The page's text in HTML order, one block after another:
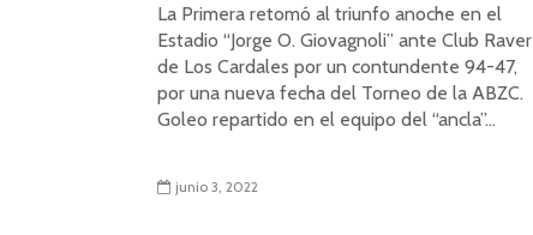
La Primera retomó al triunfo anoche en el
Estadio “Jorge O. Giovagnoli” ante Club Raver
de Los Cardales por un contundente 94-47,
por una nueva fecha del Torneo de la ABZC.
Goleo repartido en el equipo del “ancla”...
junio 3, 2022